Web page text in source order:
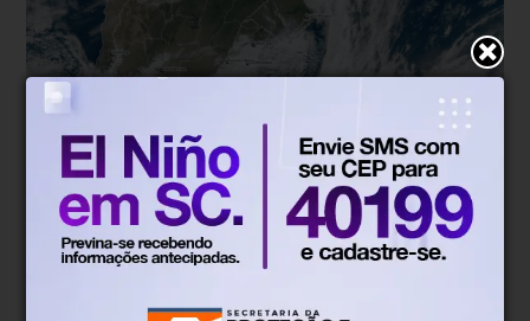
Tempo Há 1 dia
Defesa Civil de SC monitora a
formação de ciclone-bomba e alerta
para temporais entre quinta e sexta-